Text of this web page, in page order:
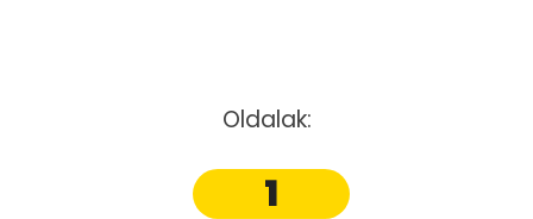
Oldalak:
1